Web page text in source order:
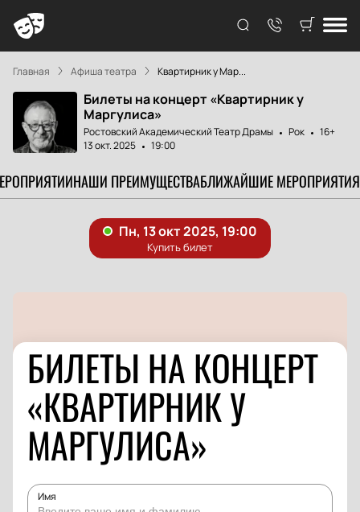
Главная Афиша театра Квартирник у Мар...
Билеты на концерт «Квартирник у
Маргулиса»
Ростовский Академический Театр Драмы Рок
16+
13 окт. 2025
19:00
НАШИ ПРЕИМУЩЕСТВАБЛИЖАЙШИЕ МЕРОПРИЯТИЯ
БИЛЕТЫ НА КОНЦЕРТ
«КВАРТИРНИК У
МАРГУЛИСА»
Имя